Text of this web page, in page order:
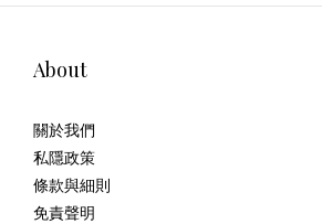
About
關於我們
私隱政策
條款與細則
免責聲明